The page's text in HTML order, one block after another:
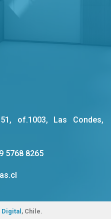
of.1003, Las Condes,
5768 8265
Digital , Chile.